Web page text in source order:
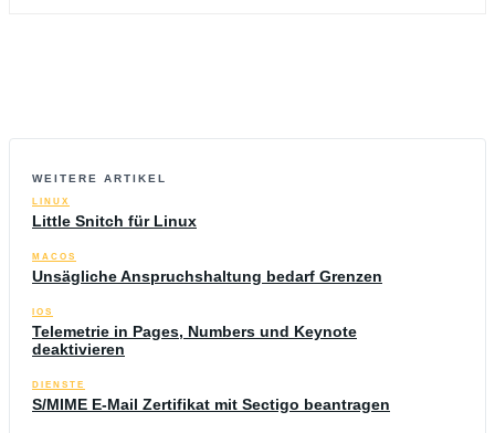
WEITERE ARTIKEL
LINUX
Little Snitch für Linux
MACOS
Unsägliche Anspruchshaltung bedarf Grenzen
IOS
Telemetrie in Pages, Numbers und Keynote
deaktivieren
DIENSTE
S/MIME E-Mail Zertifikat mit Sectigo beantragen